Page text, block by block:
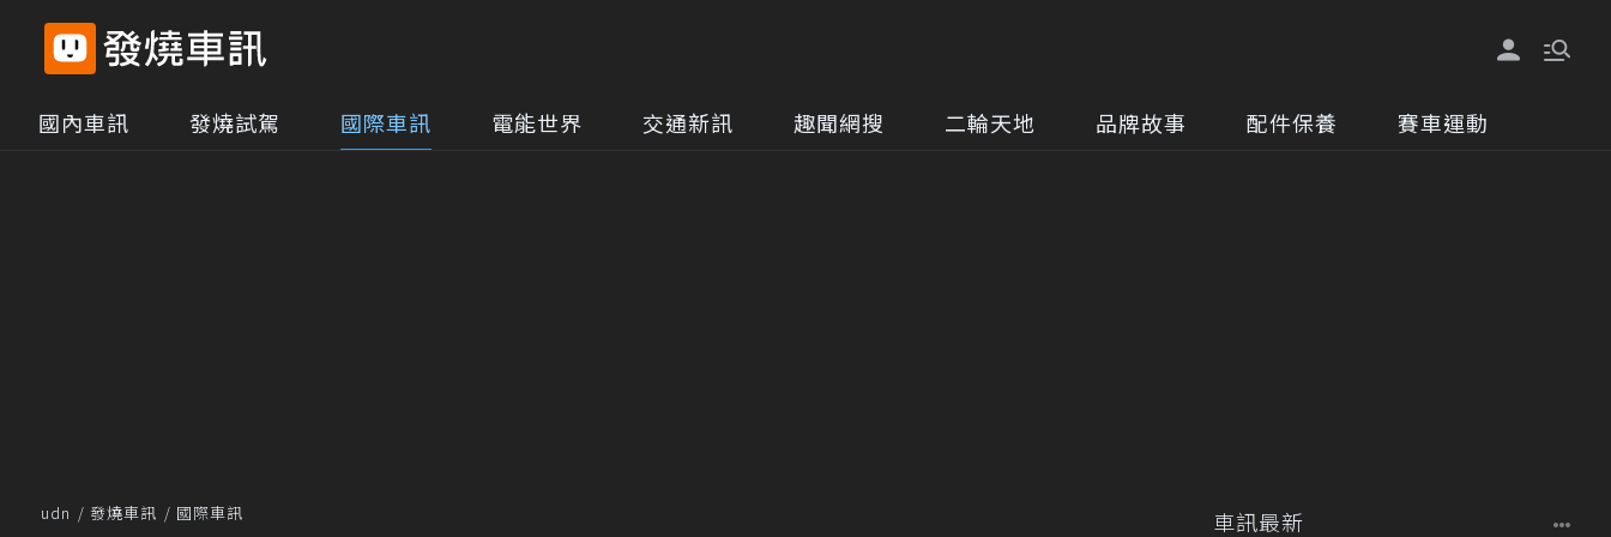
國內車訊 發燒試駕 國際車訊 電能世界 交通新訊 趣聞網搜 二輪天地 品牌故事 配件保養 賽車運動
udn 發燒車訊 國際車訊 車訊最新